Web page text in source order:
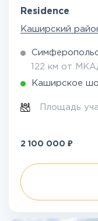
Residence
Каширский
122 км от
Каширское
Площадь
2 100 000 ₽